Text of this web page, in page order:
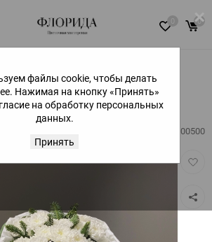
×
файлы cookie, чтобы делать
Нажимая на кнопку «Принять»
на обработку персональных
данных.
Принять
0
хризантемой и
400500